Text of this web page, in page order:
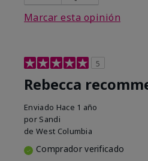
Marcar esta opinión
5
Rebecca
Enviado Hace 1 año
por Sandi
de West Columbia
Comprador verificado